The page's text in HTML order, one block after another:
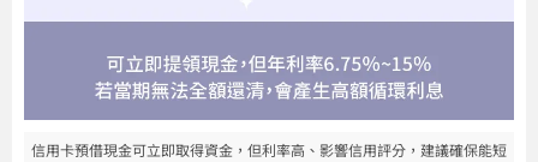
信用卡預借現金可立即取得資金，但利率高、影響信用評分，建議確保能短